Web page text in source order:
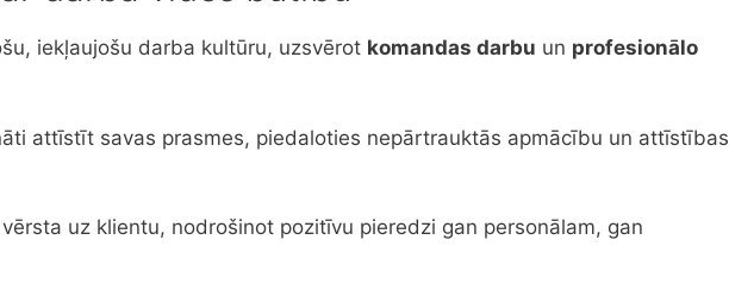
iekļaujošu darba kultūru, uzsvērot komandas darbu un profesionālo
attīstīt savas prasmes, piedaloties nepārtrauktās apmācību un attīstības
uz klientu, nodrošinot pozitīvu pieredzi gan personālam, gan